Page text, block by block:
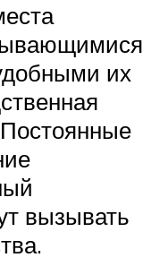
их
вызывать